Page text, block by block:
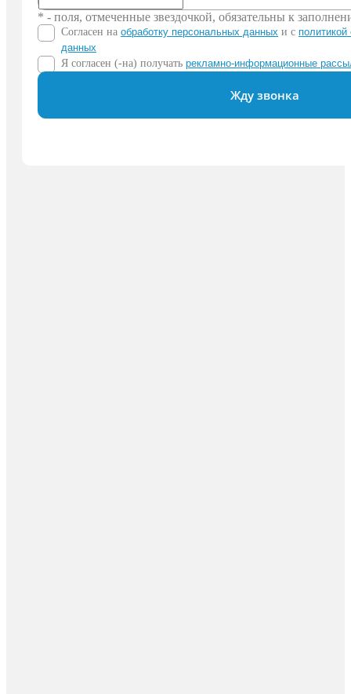
* - поля, отмеченные звездочкой, обязательны к
Согласен на обработку персональных данных и c
данных
Я согласен (-на) получать рекламно-информационные
Жду звонка